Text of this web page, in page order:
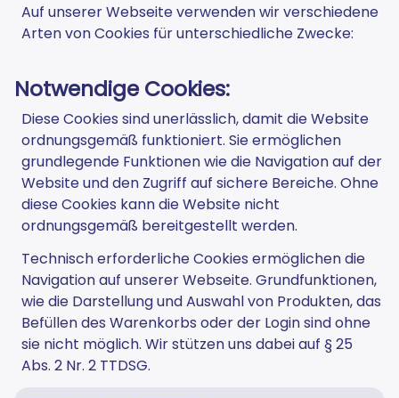
Auf unserer Webseite verwenden wir verschiedene
Arten von Cookies für unterschiedliche Zwecke:
Notwendige Cookies:
Diese Cookies sind unerlässlich, damit die Website
ordnungsgemäß funktioniert. Sie ermöglichen
grundlegende Funktionen wie die Navigation auf der
Website und den Zugriff auf sichere Bereiche. Ohne
diese Cookies kann die Website nicht
ordnungsgemäß bereitgestellt werden.
Technisch erforderliche Cookies ermöglichen die
Navigation auf unserer Webseite. Grundfunktionen,
wie die Darstellung und Auswahl von Produkten, das
Befüllen des Warenkorbs oder der Login sind ohne
sie nicht möglich. Wir stützen uns dabei auf § 25
Abs. 2 Nr. 2 TTDSG.